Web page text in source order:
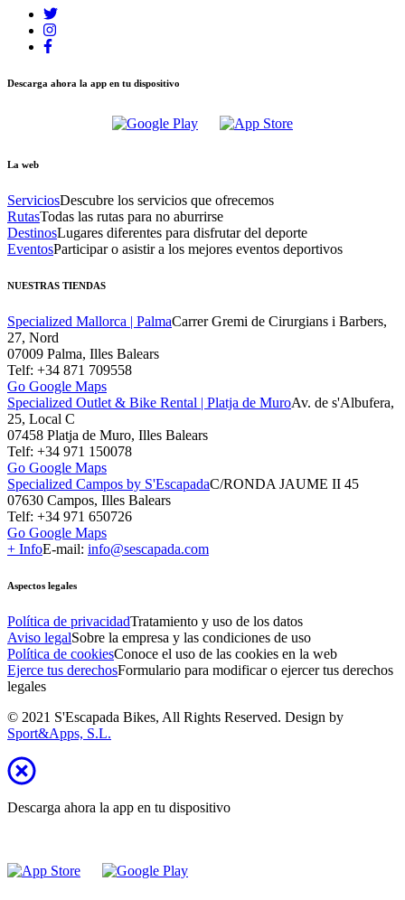
Descarga ahora la app en tu dispositivo
La web
ServiciosDescubre los servicios que ofrecemos
RutasTodas las rutas para no aburrirse
DestinosLugares diferentes para disfrutar del deporte
EventosParticipar o asistir a los mejores eventos deportivos
NUESTRAS TIENDAS
Specialized Mallorca | PalmaCarrer Gremi de Cirurgians i Barbers,
27, Nord
07009 Palma, Illes Balears
Telf: +34 871 709558
Go Google Maps
Specialized Outlet & Bike Rental | Platja de MuroAv. de s'Albufera,
25, Local C
07458 Platja de Muro, Illes Balears
Telf: +34 971 150078
Go Google Maps
Specialized Campos by S'EscapadaC/RONDA JAUME II 45
07630 Campos, Illes Balears
Telf: +34 971 650726
Go Google Maps
+ InfoE-mail: info@sescapada.com
Aspectos legales
Política de privacidadTratamiento y uso de los datos
Aviso legalSobre la empresa y las condiciones de uso
Política de cookiesConoce el uso de las cookies en la web
Ejerce tus derechosFormulario para modificar o ejercer tus derechos
legales
© 2021 S'Escapada Bikes, All Rights Reserved. Design by
Sport&Apps, S.L.
Descarga ahora la app en tu dispositivo